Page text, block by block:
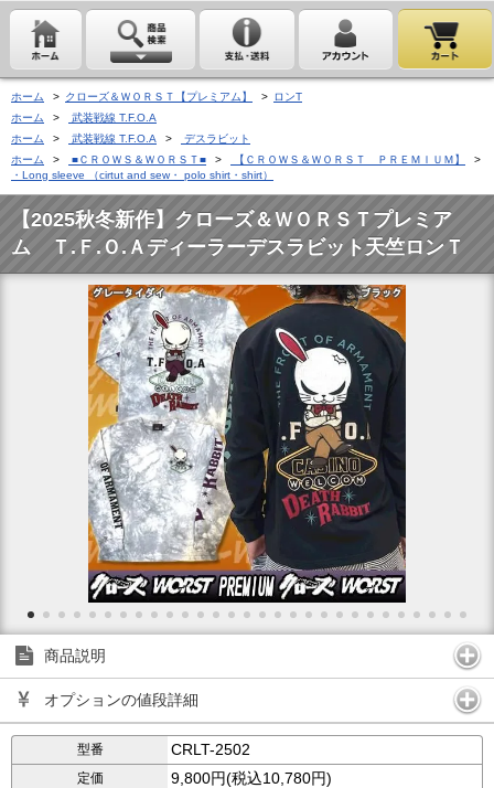
ホーム > クローズ＆ＷＯＲＳＴ【プレミアム】 > ロンT
ホーム
>
武装戦線 T.F.O.A
ホーム
> 武装戦線 T.F.O.A >
デスラビット
ホーム
> ■ＣＲＯＷＳ＆ＷＯＲＳＴ■ > 【ＣＲＯＷＳ＆ＷＯＲＳＴ ＰＲＥＭＩＵＭ】
>
・Long sleeve （cirtut and sew・ polo shirt・shirt）
【2025秋冬新作】クローズ＆ＷＯＲＳＴプレミア
ム Ｔ.Ｆ.Ｏ.Ａディーラーデスラビット天竺ロンＴ
商品説明
オプションの値段詳細
型番 CRLT-2502
定価 9,800円(税込10,780円)